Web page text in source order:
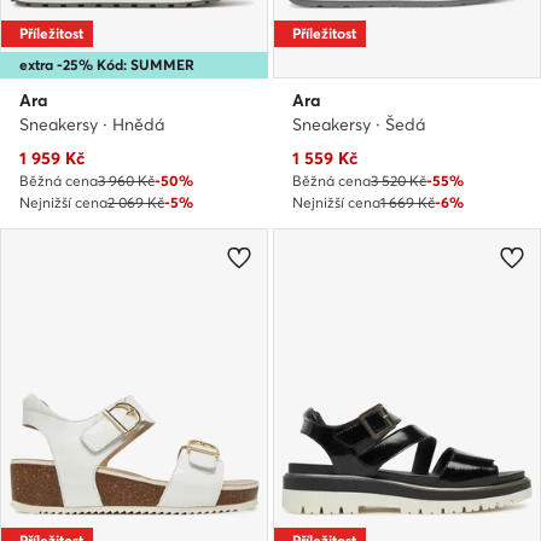
extra -25% Kód: SUMMER
Příležitost
Ara
Sneakersy · Hnědá
Aktuální cena
1 959 Kč
Běžná cena3 960 Kč-50%
Nejnižší cena2 069 Kč-5%
Příležitost
Ara
Sneakersy · Šedá
Aktuální cena
1 559 Kč
Běžná cena3 520 Kč-55%
Nejnižší cena1 669 Kč-6%